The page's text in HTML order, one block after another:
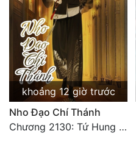
khoảng 12 giờ trước
Nho Đạo Chí Thánh
Chương 2130: Tứ Hung Cổ Yêu